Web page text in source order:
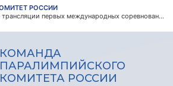
РОССИИ
Смотрите прямые трансляции первых международных соревнований по парапауэрлифтингу среди ветеранов боевых действий!
В демонстрационно-просветительском центре ПКР провели Паралимпийский урок в рамках Недели инклюзивного спорта Всероссийского марафона «Сила России»
КОМАНДА
ПАРАЛИМПИЙСКОГО
КОМИТЕТА РОССИИ